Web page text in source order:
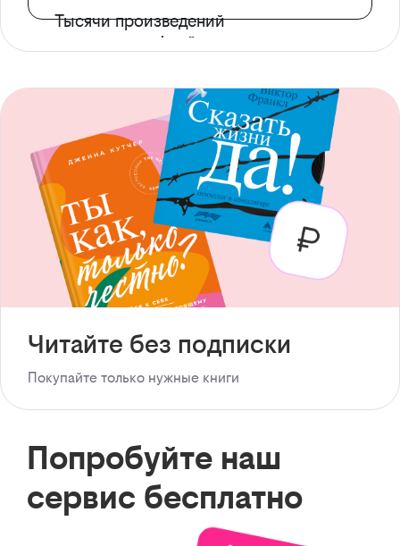
Тысячи произведений
с доступом офлайн
Читайте без подписки
Покупайте только нужные книги
Попробуйте наш
сервис бесплатно